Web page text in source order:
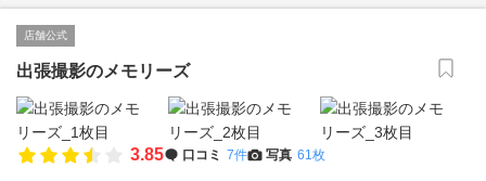
店舗公式
出張撮影のメモリーズ
3.85 口コミ 7件 写真 61枚